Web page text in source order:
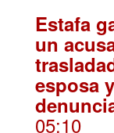
Estafa
un
esposa
05:10